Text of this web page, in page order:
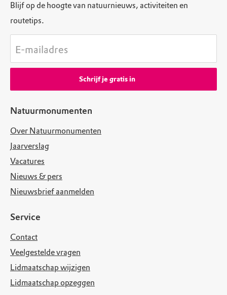
Natuurmonumenten
Over Natuurmonumenten
Jaarverslag
Vacatures
Nieuws & pers
Nieuwsbrief aanmelden
Service
Contact
Veelgestelde vragen
Lidmaatschap wijzigen
Lidmaatschap opzeggen
Blijf op de hoogte van natuurnieuws, activiteiten en
routetips.
E-mailadres
Schrijf je gratis in